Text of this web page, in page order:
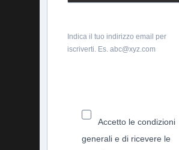
Indica il tuo indirizzo email per
iscriverti. Es. abc@xyz.com
Accetto le condizioni
generali e di ricevere le